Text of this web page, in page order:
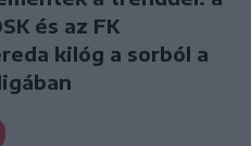
és az FK
kilóg a sorból a